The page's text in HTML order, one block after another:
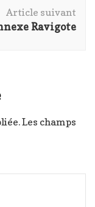
Article suivant
Ravigote
Les champs